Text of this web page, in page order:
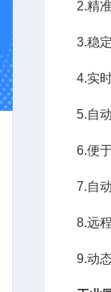
2.精
3.稳
4.实
5.自
6.便
7.自
8.远
9.动